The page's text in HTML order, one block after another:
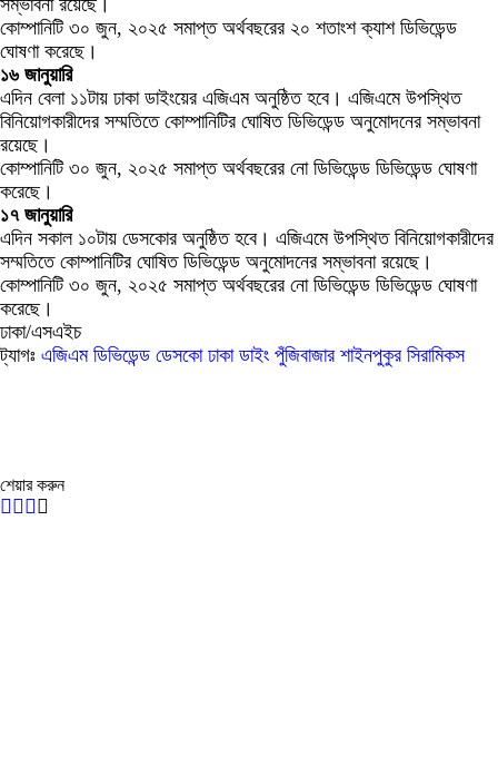
কোম্পানিটি ৩০ জুন, ২০২৫ সমাপ্ত অর্থবছরের ২০ শতাংশ ক্যাশ ডিভিডেন্ড
ঘোষণা করেছে।
১৬ জানুয়ারি
এদিন বেলা ১১টায় ঢাকা ডাইংয়ের এজিএম অনুষ্ঠিত হবে। এজিএমে উপস্থিত
বিনিয়োগকারীদের সম্মতিতে কোম্পানিটির ঘোষিত ডিভিডেন্ড অনুমোদনের সম্ভাবনা
রয়েছে।
কোম্পানিটি ৩০ জুন, ২০২৫ সমাপ্ত অর্থবছরের নো ডিভিডেন্ড ডিভিডেন্ড ঘোষণা
করেছে।
১৭ জানুয়ারি
এদিন সকাল ১০টায় ডেসকোর অনুষ্ঠিত হবে। এজিএমে উপস্থিত বিনিয়োগকারীদের
সম্মতিতে কোম্পানিটির ঘোষিত ডিভিডেন্ড অনুমোদনের সম্ভাবনা রয়েছে।
কোম্পানিটি ৩০ জুন, ২০২৫ সমাপ্ত অর্থবছরের নো ডিভিডেন্ড ডিভিডেন্ড ঘোষণা
করেছে।
ঢাকা/এসএইচ
ট্যাগঃ এজিএম ডিভিডেন্ড ডেসকো ঢাকা ডাইং পুঁজিবাজার শাইনপুকুর সিরামিকস
শেয়ার করুন